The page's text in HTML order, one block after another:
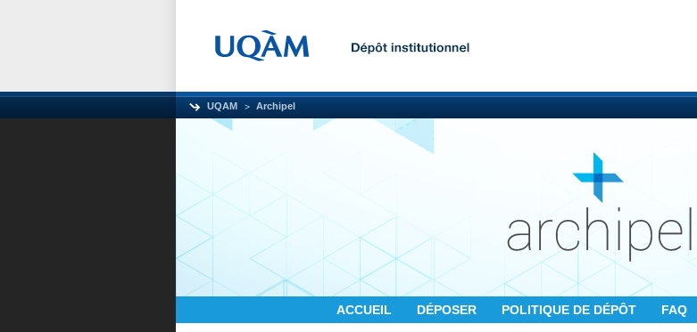
UQAM Archipel
ACCUEIL DÉPOSER POLITIQUE DE DÉPÔT FAQ